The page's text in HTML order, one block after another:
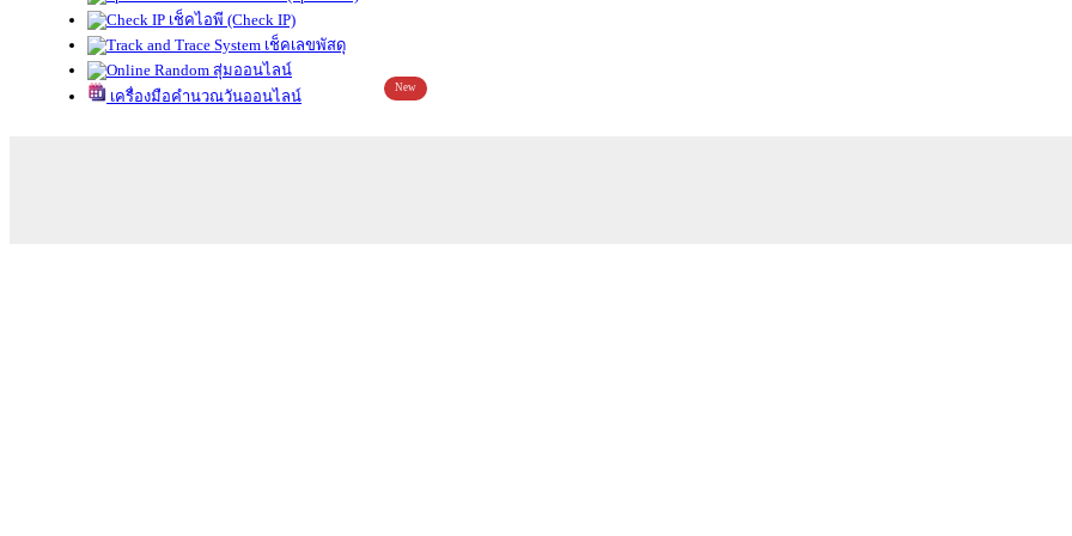
เช็คไอพี (Check IP)
เช็คเลขพัสดุ
สุ่มออนไลน์
เครื่องมือคำนวณวันออนไลน์
New